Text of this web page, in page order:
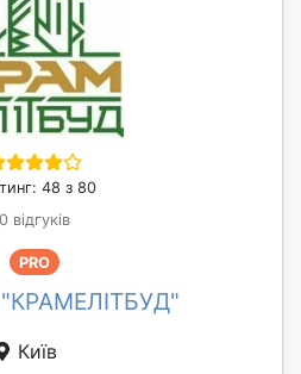
48 з 80
0 відгуків
PRO
"КРАМЕЛІТБУД"
Київ